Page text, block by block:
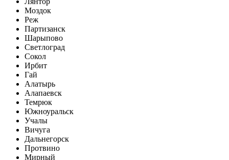
Моздок
Реж
Партизанск
Шарыпово
Светлоград
Сокол
Ирбит
Гай
Алатырь
Алапаевск
Темрюк
Южноуральск
Учалы
Вичуга
Дальнегорск
Протвино
Мирный